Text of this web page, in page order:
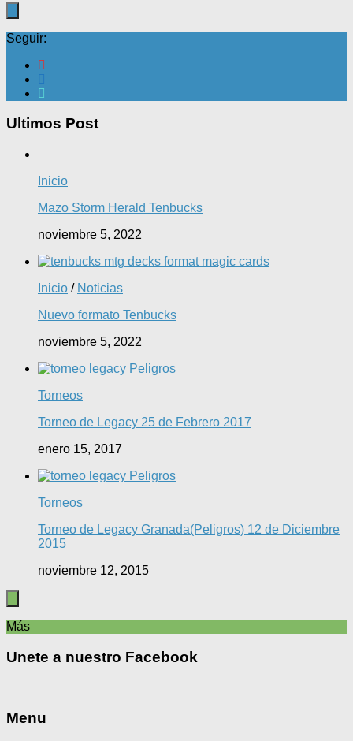
Seguir:
Ultimos Post
Inicio
Mazo Storm Herald Tenbucks
noviembre 5, 2022
Inicio / Noticias
Nuevo formato Tenbucks
noviembre 5, 2022
Torneos
Torneo de Legacy 25 de Febrero 2017
enero 15, 2017
Torneos
Torneo de Legacy Granada(Peligros) 12 de Diciembre
2015
noviembre 12, 2015
Más
Unete a nuestro Facebook
Menu